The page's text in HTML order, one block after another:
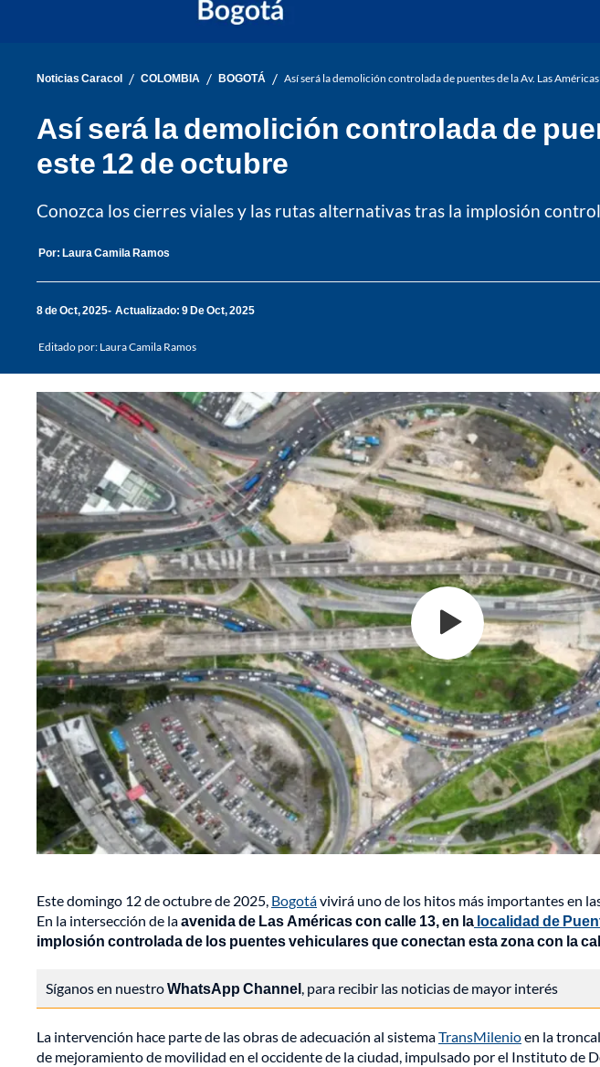
Noticias Caracol / COLOMBIA / BOGOTÁ / Así será la demolición controlada de puentes de la Av. Las
Así será la demolición controlada de
este 12 de octubre
Conozca los cierres viales y las rutas alternativas tras la implosión
Por: Laura Camila Ramos
8 de Oct, 2025 Actualizado: 9 De Oct, 2025
Editado por: Laura Camila Ramos
Este domingo 12 de octubre de 2025, Bogotávivirá uno de los hitos más importantes en
En la intersección de laavenida de Las Américas con calle 13, en la localidad de
implosión controlada de los puentes vehiculares que conectan esta zona con la
Síganos en nuestroWhatsApp Channel, para recibir las noticias de mayor interés
La intervención hace parte de las obras de adecuación al sistemaTransMilenioen la
de mejoramiento de movilidad en el occidente de la ciudad, impulsado por el Instituto de